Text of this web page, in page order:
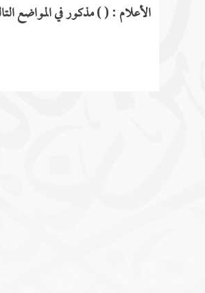
الأعلام : ( ) مذكور في المواضع